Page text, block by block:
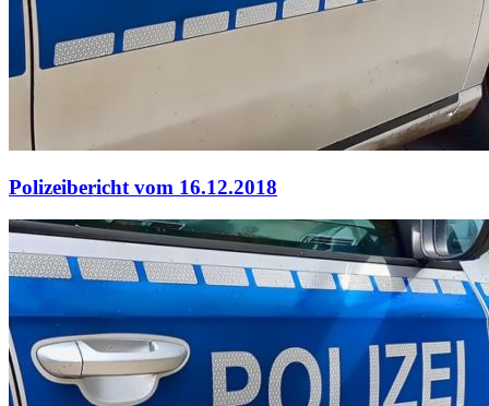
Polizeibericht vom 16.12.2018